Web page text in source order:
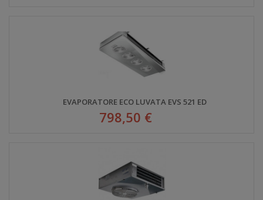
EVAPORATORE ECO LUVATA EVS 521 ED
798,50 €